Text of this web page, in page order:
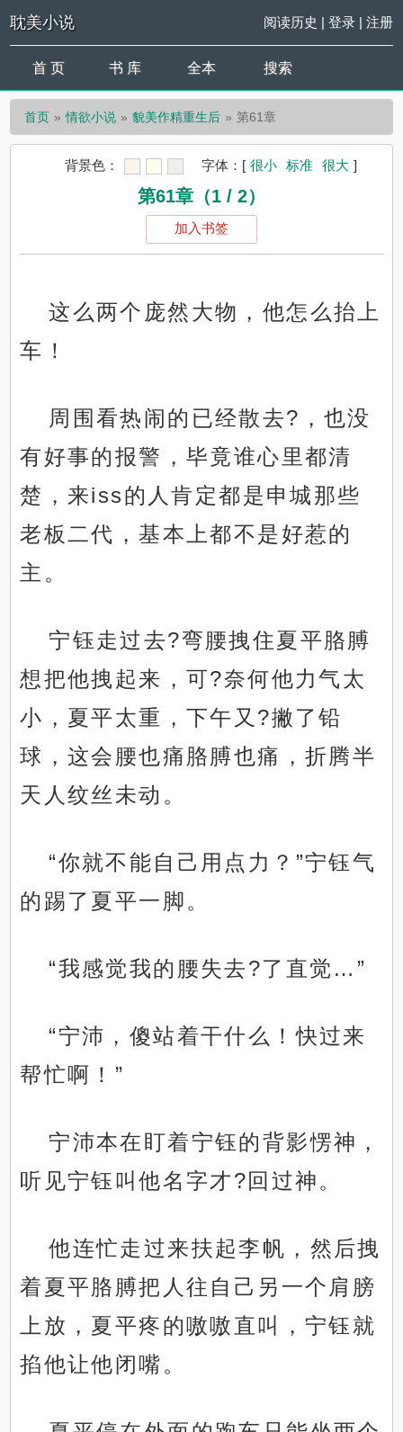
耽美小说 阅读历史 | 登录| 注册
首 页 书 库 全本 搜索
首页 情欲小说 貌美作精重生后 第61章
背景色： 字体： [ 很小 标准 很大 ]
第61章（1 / 2）
加入书签
这么两个庞然大物，他怎么抬上
车！
周围看热闹的已经散去?，也没
有好事的报警，毕竟谁心里都清
楚，来iss的人肯定都是申城那些
老板二代，基本上都不是好惹的
主。
宁钰走过去?弯腰拽住夏平胳膊
想把他拽起来，可?奈何他力气太
小，夏平太重，下午又?撇了铅
球，这会腰也痛胳膊也痛，折腾半
天人纹丝未动。
“你就不能自己用点力？”宁钰气
的踢了夏平一脚。
“我感觉我的腰失去?了直觉…”
“宁沛，傻站着干什么！快过来
帮忙啊！”
宁沛本在盯着宁钰的背影愣神，
听见宁钰叫他名字才?回过神。
他连忙走过来扶起李帆，然后拽
着夏平胳膊把人往自己另一个肩膀
上放，夏平疼的嗷嗷直叫，宁钰就
掐他让他闭嘴。